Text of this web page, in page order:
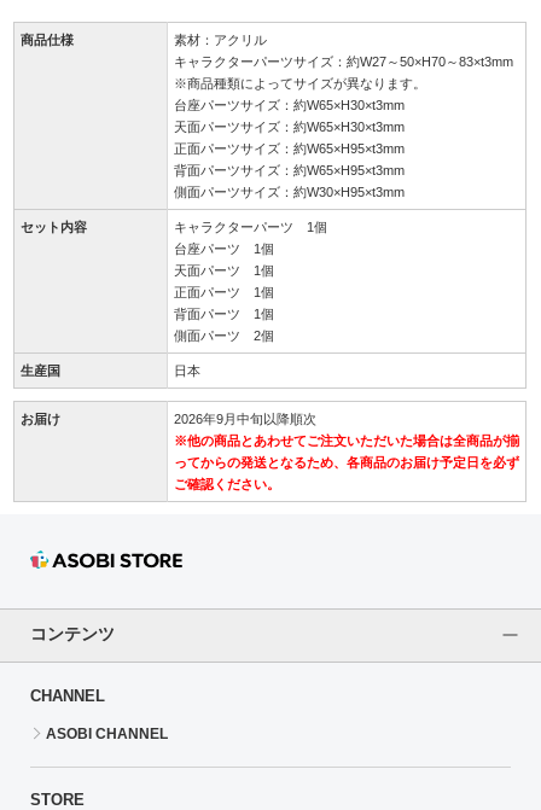
商品仕様
素材：アクリル
キャラクターパーツサイズ：約W27～50×H70～83×t3mm
※商品種類によってサイズが異なります。
台座パーツサイズ：約W65×H30×t3mm
天面パーツサイズ：約W65×H30×t3mm
正面パーツサイズ：約W65×H95×t3mm
背面パーツサイズ：約W65×H95×t3mm
側面パーツサイズ：約W30×H95×t3mm
セット内容
キャラクターパーツ 1個
台座パーツ 1個
天面パーツ 1個
正面パーツ 1個
背面パーツ 1個
側面パーツ 2個
生産国 日本
お届け
2026年9月中旬以降順次
※他の商品とあわせてご注文いただいた場合は全商品が揃
ってからの発送となるため、各商品のお届け予定日を必ず
ご確認ください。
コンテンツ
CHANNEL
ASOBI CHANNEL
STORE